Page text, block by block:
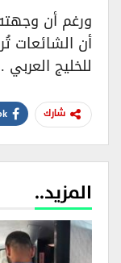
ورغم أن
أن الشائعات
للخليج العربي .
شارك
المزيد..